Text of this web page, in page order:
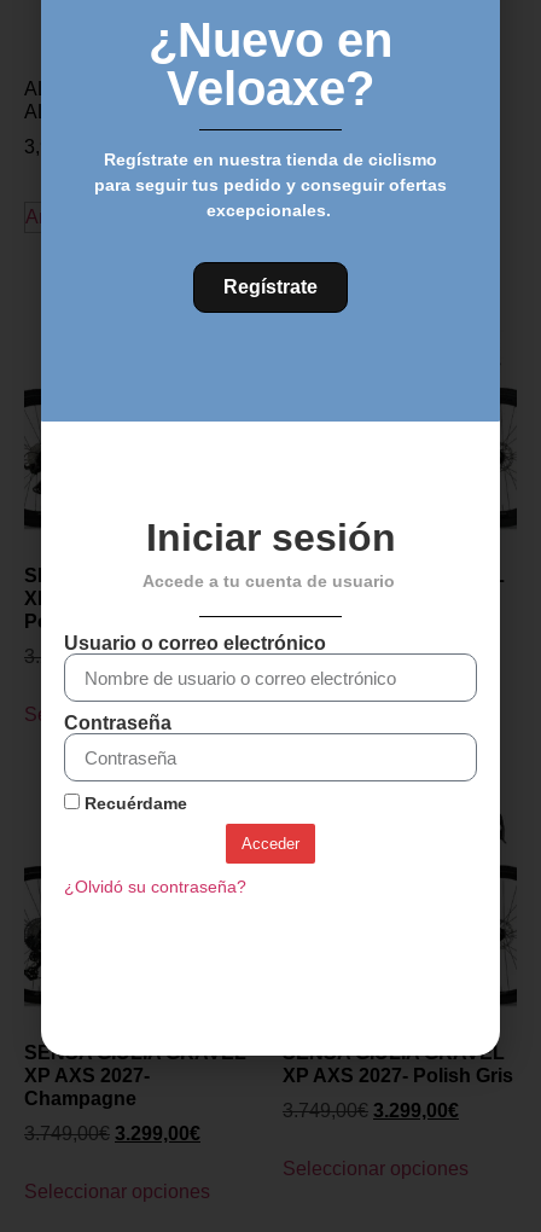
ALARGADOR FSA
ALUMINIO – 10mm
3,99
Añadir al carrito
Descubre más productos
SENSA GIULIA GRAVEL
XP PROJECT Z 2027-
Polish Gris
3.299,00€ 2.899,00€
Seleccionar opciones
SENSA GIULIA GRAVEL
Champagne
3.299,00€ 2.899,00€
SENSA GIULIA GRAVEL
XP AXS 2027-
Champagne
3.749,00€ 3.299,00€
Seleccionar opciones
SENSA GIULIA GRAVEL
XP AXS 2027- Polish Gris
3.749,00€ 3.299,00€
Seleccionar opciones
¿Nuevo en
Veloaxe?
Regístrate en nuestra tienda de ciclismo
para seguir tus pedido y conseguir ofertas
excepcionales.
Regístrate
Iniciar sesión
Accede a tu cuenta de usuario
Usuario o correo electrónico
Contraseña
Recuérdame
Acceder
¿Olvidó su contraseña?